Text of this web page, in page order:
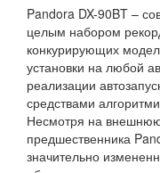
Pandora DX-90BT –
целым набором
конкурирующих
установки на любой
реализации
средствами
Несмотря на
предшественника
значительно